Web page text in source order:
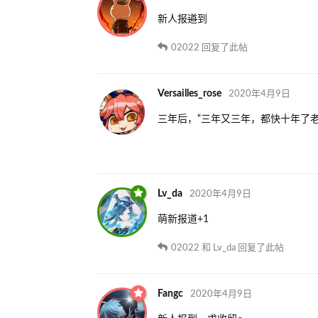
新人报道到
02022 回复了此帖
Versailles_rose 2020年4月9日
三年后，“三年又三年，都快十年了
Lv_da 2020年4月9日
萌新报道+1
02022 和 Lv_da 回复了此帖
Fangc 2020年4月9日